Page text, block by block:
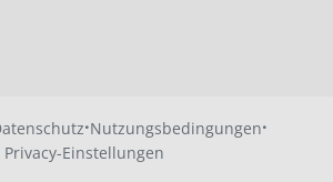
·Nutzungsbedingungen·
Privacy-Einstellungen